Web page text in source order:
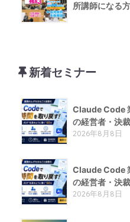
所講師になる
新着セミナー
Claude Code
の経営者・決
2026年8月8日
Claude Code
の経営者・決
2026年8月8日